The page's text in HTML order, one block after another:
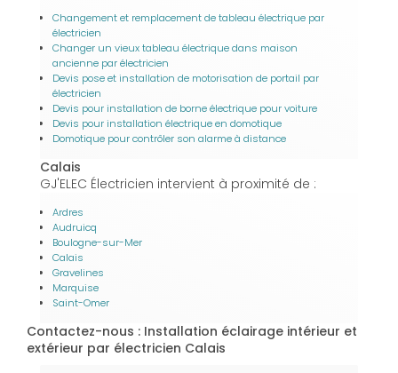
Changement et remplacement de tableau électrique par
électricien
Changer un vieux tableau électrique dans maison
ancienne par électricien
Devis pose et installation de motorisation de portail par
électricien
Devis pour installation de borne électrique pour voiture
Devis pour installation électrique en domotique
Domotique pour contrôler son alarme à distance
Calais
GJ'ELEC Électricien intervient à proximité de :
Ardres
Audruicq
Boulogne-sur-Mer
Calais
Gravelines
Marquise
Saint-Omer
Contactez-nous : Installation éclairage intérieur et
extérieur par électricien Calais